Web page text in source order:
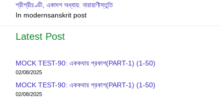
শ্রীশ্রীচণ্ডী, একাদশ অধ্যায়: নারায়াণীস্তুতি
In modernsanskrit post
Latest Post
MOCK TEST-90: এককথায় প্রকাশ(PART-1) (1-50)
02/08/2025
MOCK TEST-90: এককথায় প্রকাশ(PART-1) (1-50)
02/08/2025